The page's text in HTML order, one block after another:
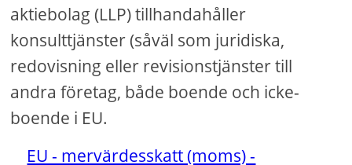
aktiebolag (LLP) tillhandahåller
konsulttjänster (såväl som juridiska,
redovisning eller revisionstjänster till
andra företag, både boende och icke-
boende i EU.
EU - mervärdesskatt (moms) -